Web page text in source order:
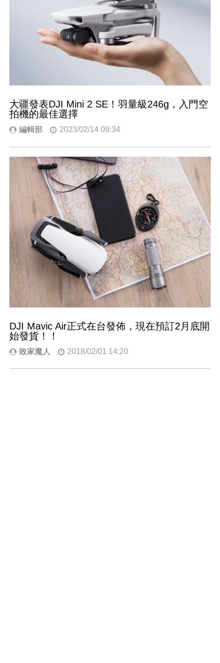
大疆發表DJI Mini 2 SE！羽量級246g，入門空
拍機的最佳選擇
編輯部 2023/02/14 09:34
DJI Mavic Air正式在台發佈，現在預訂2月底開
始發貨！！
敗家魔人 2018/02/01 14:20